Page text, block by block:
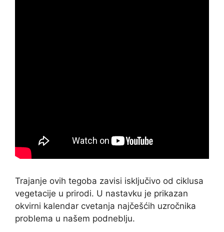
Trajanje ovih tegoba zavisi isključivo od ciklusa
vegetacije u prirodi. U nastavku je prikazan
okvirni kalendar cvetanja najčešćih uzročnika
problema u našem podneblju.